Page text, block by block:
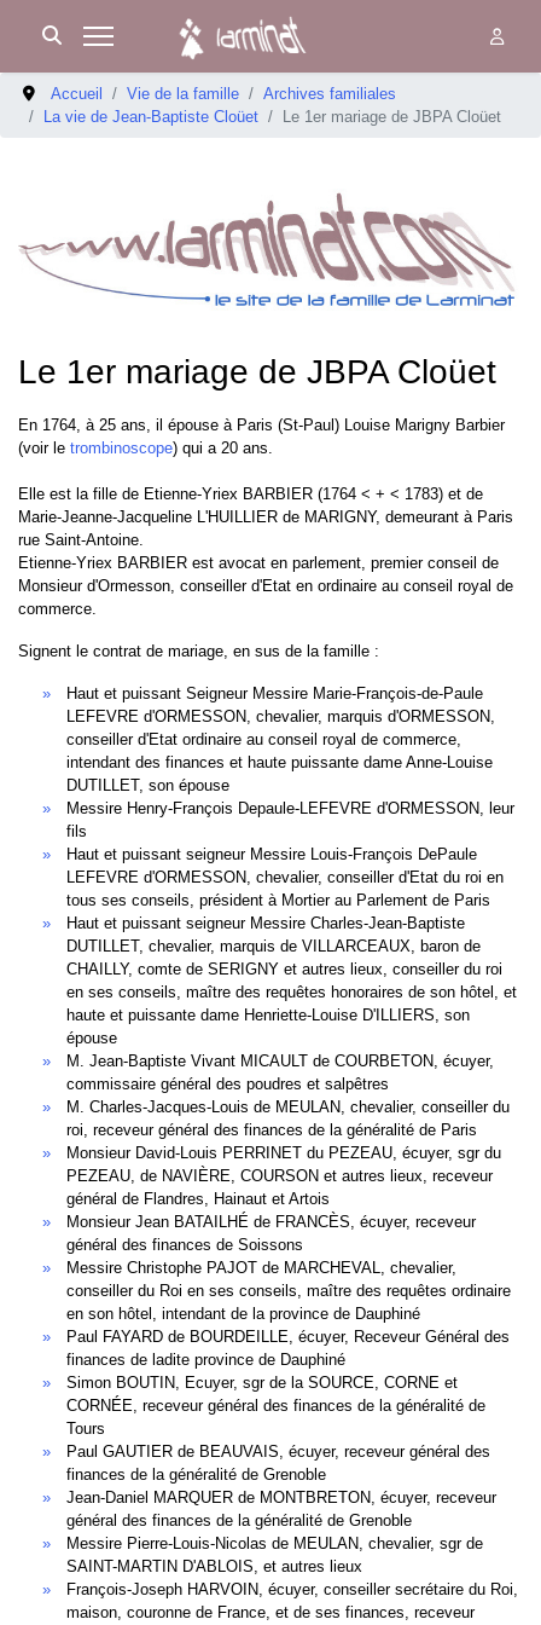
Accueil Vie de la famille
Archives familiales
La vie de Jean-Baptiste Cloüet
Le 1er mariage de JBPA Cloüet
Le 1er mariage de JBPA Cloüet
En 1764, à 25 ans, il épouse à Paris (St-Paul) Louise Marigny Barbier
(voir le trombinoscope) qui a 20 ans.
Elle est la fille de Etienne-Yriex BARBIER (1764 < + < 1783) et de
Marie-Jeanne-Jacqueline L'HUILLIER de MARIGNY, demeurant à Paris
rue Saint-Antoine.
Etienne-Yriex BARBIER est avocat en parlement, premier conseil de
Monsieur d'Ormesson, conseiller d'Etat en ordinaire au conseil royal de
commerce.
Signent le contrat de mariage, en sus de la famille :
Haut et puissant Seigneur Messire Marie-François-de-Paule
LEFEVRE d'ORMESSON, chevalier, marquis d'ORMESSON,
conseiller d'Etat ordinaire au conseil royal de commerce,
intendant des finances et haute puissante dame Anne-Louise
DUTILLET, son épouse
Messire Henry-François Depaule-LEFEVRE d'ORMESSON, leur
fils
Haut et puissant seigneur Messire Louis-François DePaule
LEFEVRE d'ORMESSON, chevalier, conseiller d'Etat du roi en
tous ses conseils, président à Mortier au Parlement de Paris
Haut et puissant seigneur Messire Charles-Jean-Baptiste
DUTILLET, chevalier, marquis de VILLARCEAUX, baron de
CHAILLY, comte de SERIGNY et autres lieux, conseiller du roi
en ses conseils, maître des requêtes honoraires de son hôtel, et
haute et puissante dame Henriette-Louise D'ILLIERS, son
épouse
M. Jean-Baptiste Vivant MICAULT de COURBETON, écuyer,
commissaire général des poudres et salpêtres
M. Charles-Jacques-Louis de MEULAN, chevalier, conseiller du
roi, receveur général des finances de la généralité de Paris
Monsieur David-Louis PERRINET du PEZEAU, écuyer, sgr du
PEZEAU, de NAVIÈRE, COURSON et autres lieux, receveur
général de Flandres, Hainaut et Artois
Monsieur Jean BATAILHÉ de FRANCÈS, écuyer, receveur
général des finances de Soissons
Messire Christophe PAJOT de MARCHEVAL, chevalier,
conseiller du Roi en ses conseils, maître des requêtes ordinaire
en son hôtel, intendant de la province de Dauphiné
Paul FAYARD de BOURDEILLE, écuyer, Receveur Général des
finances de ladite province de Dauphiné
Simon BOUTIN, Ecuyer, sgr de la SOURCE, CORNE et
CORNÉE, receveur général des finances de la généralité de
Tours
Paul GAUTIER de BEAUVAIS, écuyer, receveur général des
finances de la généralité de Grenoble
Jean-Daniel MARQUER de MONTBRETON, écuyer, receveur
général des finances de la généralité de Grenoble
Messire Pierre-Louis-Nicolas de MEULAN, chevalier, sgr de
SAINT-MARTIN D'ABLOIS, et autres lieux
François-Joseph HARVOIN, écuyer, conseiller secrétaire du Roi,
maison, couronne de France, et de ses finances, receveur